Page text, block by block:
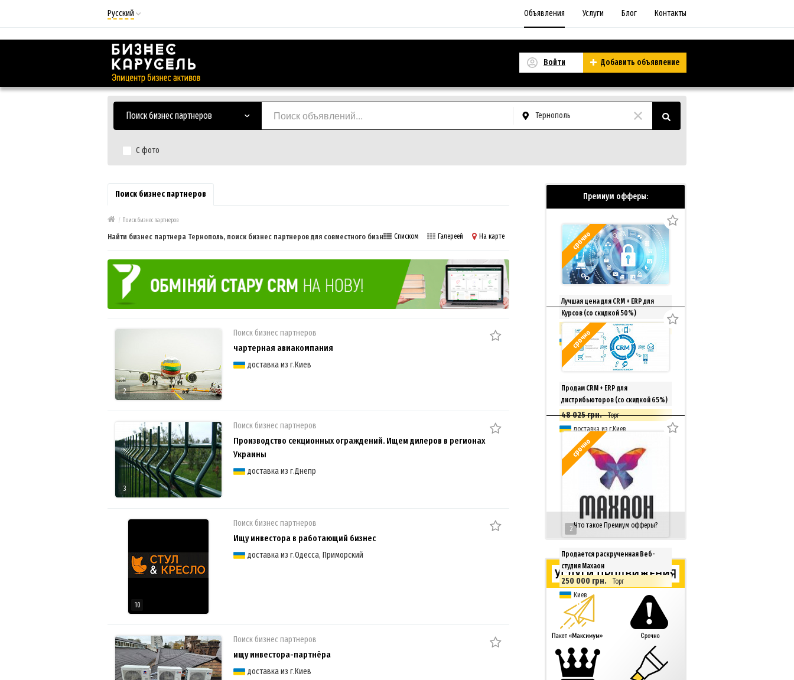
Русский
Русский
Українська
Объявления Услуги Блог Контакты
Войти Добавить объявление
Поиск бизнес партнеров Тернополь
С фото
Поиск бизнес партнеров
/ Поиск бизнес партнеров
Найти бизнес партнера Тернополь, поиск бизнес партнеров для совместного бизнесаСписком Галереей На карте
2
Поиск бизнес партнеров
чартерная авиакомпания
доставка из г.Киев
3
Поиск бизнес партнеров
Производство секционных ограждений. Ищем дилеров в регионах
Украины
доставка из г.Днепр
10
Поиск бизнес партнеров
Ищу инвестора в работающий бизнес
доставка из г.Одесса, Приморский
Поиск бизнес партнеров
ищу инвестора-партнёра
доставка из г.Киев
Премиум офферы:
срочно
Лучшая цена для CRM + ERP для
Курсов (со скидкой 50%)
33 150 грн.
Торг
доставка из г.Киев
срочно
Продам CRM + ERP для
дистрибьюторов (со скидкой 65%)
48 025 грн.
Торг
доставка из г.Киев
срочно
2
Продается раскрученная Веб-
студия Махаон
250 000 грн.
Торг
Киев
Что такое Премиум офферы?